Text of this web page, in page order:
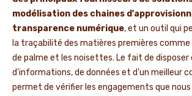
modélisation des chaines
transparence numérique, et un outil qui
la traçabilité des matières premières comme
de palme et les noisettes. Le fait de disposer
d'informations, de données et d'un meilleur
permet de vérifier les engagements que